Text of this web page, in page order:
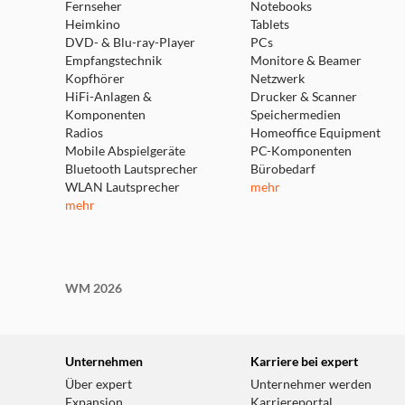
Softwareversion, Einstellungen und iPad Modell
Kapazität ist geringer.
(5)Apps sind im App Store erhältlich.
(6)Änderungen an den Features vorbehalten.
(7)Das Display hat gerundete Ecken. Als
sichtbare Displaybereich ist kleiner.
(8)Zubehör separat erhältlich und Änderungen
Fernseher
Heimkino
DVD- & Blu-ray-Player
Empfangstechnik
Kopfhörer
HiFi-Anlagen &
Komponenten
Radios
Mobile Abspielgeräte
Bluetooth Lautsprecher
WLAN Lautsprecher
mehr
Notebooks
Tablets
PCs
Monitore & Beamer
Netzwerk
Drucker & Scanner
Speichermedien
Homeoffice Equipment
PC-Komponenten
Bürobedarf
mehr
WM 2026
Unternehmen
Über expert
Karriere bei expert
Unternehmer werden